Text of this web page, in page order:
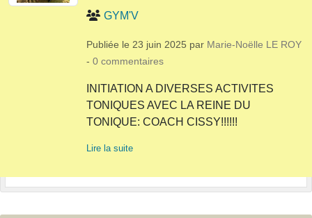
GYM'V
Publiée le 23 juin 2025 par Marie-Noëlle LE ROY
- 0 commentaires
INITIATION A DIVERSES ACTIVITES
TONIQUES AVEC LA REINE DU
TONIQUE: COACH CISSY!!!!!!
Lire la suite